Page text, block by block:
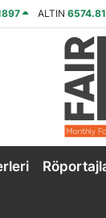
ALTIN 6574.81